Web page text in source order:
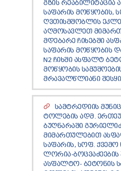
ᲒᲖᲘᲡ ᲠᲔᲐᲑᲘᲚᲘᲢᲐᲪᲘᲐ
ᲡᲐᲤᲐᲠᲘᲡ ᲛᲝᲬᲧᲝᲑᲘᲡ,
ᲦᲕᲗᲘᲡᲛᲨᲝᲑᲚᲘᲡ
ᲐᲦᲛᲝᲡᲐᲕᲚᲔᲗ
ᲛᲓᲔᲑᲐᲠᲔ ᲩᲘᲮᲔᲑᲨᲘ
ᲡᲐᲤᲐᲠᲘᲡ ᲛᲝᲬᲧᲝᲑᲘᲡ
N2 ᲩᲘᲮᲨᲘ ᲐᲡᲤᲐᲚᲢ
ᲛᲝᲬᲧᲝᲑᲘᲡ
ᲛᲠᲐᲕᲐᲚᲬᲚᲘᲐᲜᲘ
ᲡᲐᲛᲢᲠᲔᲓᲘᲘᲡ
ᲢᲝᲚᲔᲑᲘᲡ ᲐᲓᲛ.
ᲑᲣᲦᲜᲐᲠᲐᲨᲘ
ᲛᲘᲛᲐᲠᲗᲣᲚᲔᲑᲘᲗ
ᲡᲐᲤᲐᲠᲘᲡ, ᲡᲝᲤ. ᲥᲕᲔᲛᲝ
ᲚᲝᲠᲘᲐ-ᲑᲝᲪᲕᲐᲫᲔᲔᲑᲘᲡ
ᲐᲡᲤᲐᲚᲢᲝ- ᲑᲔᲢᲝᲜᲘᲡ